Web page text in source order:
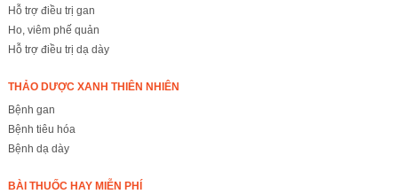
Hỗ trợ điều trị gan
Ho, viêm phế quản
Hỗ trợ điều trị dạ dày
THẢO DƯỢC XANH THIÊN NHIÊN
Bệnh gan
Bệnh tiêu hóa
Bệnh dạ dày
BÀI THUỐC HAY MIỄN PHÍ